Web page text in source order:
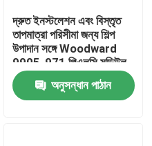
দ্রুত ইনস্টলেশন এবং বিস্তৃত
তাপমাত্রা পরিসীমা জন্য শিল্প
উপাদান সঙ্গে Woodward
9905-971 পিএলসি মডিউল
অনুসন্ধান পাঠান